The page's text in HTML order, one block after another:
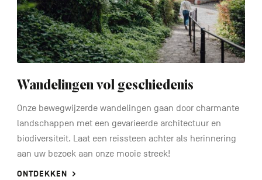
Wandelingen vol geschiedenis
Onze bewegwijzerde wandelingen gaan door charmante
landschappen met een gevarieerde architectuur en
biodiversiteit. Laat een reissteen achter als herinnering
aan uw bezoek aan onze mooie streek!
ONTDEKKEN